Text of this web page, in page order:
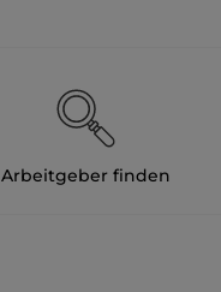
Arbeitgeber finden